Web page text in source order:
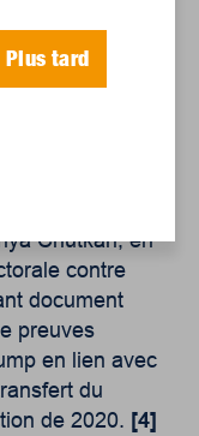
nommé en
Donald Trump
crise
Chutkan, en
contre
document
preuves
en lien avec
du
de 2020. [4]
Plus tard